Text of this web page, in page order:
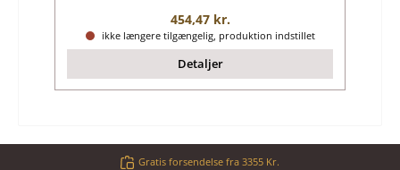
Almindelig pris:
454,47 kr.
ikke længere tilgængelig, produktion indstillet
Detaljer
Gratis forsendelse fra 3355 Kr.